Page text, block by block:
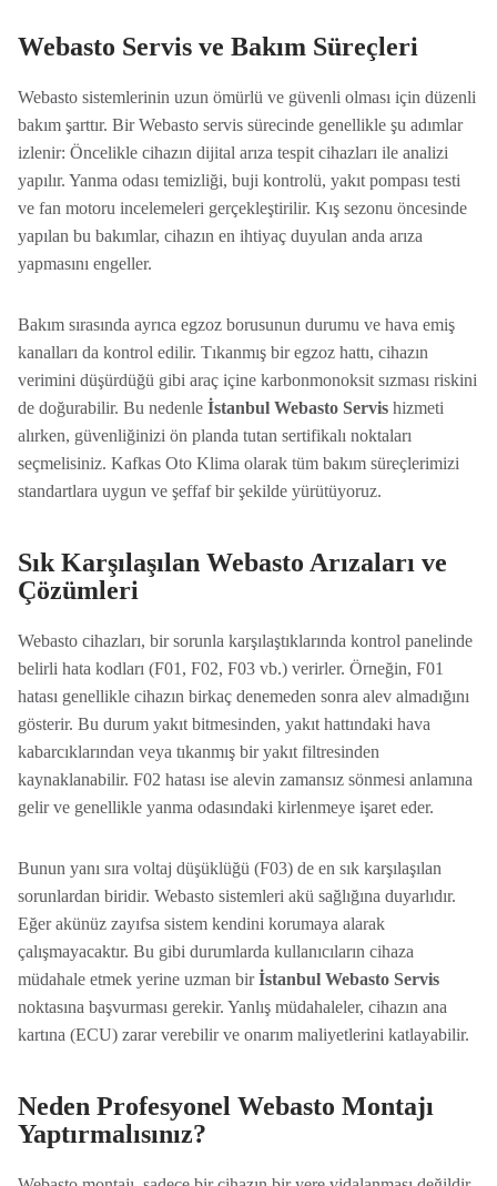
Webasto Servis ve Bakım Süreçleri
Webasto sistemlerinin uzun ömürlü ve güvenli olması için düzenli
bakım şarttır. Bir Webasto servis sürecinde genellikle şu adımlar
izlenir: Öncelikle cihazın dijital arıza tespit cihazları ile analizi
yapılır. Yanma odası temizliği, buji kontrolü, yakıt pompası testi
ve fan motoru incelemeleri gerçekleştirilir. Kış sezonu öncesinde
yapılan bu bakımlar, cihazın en ihtiyaç duyulan anda arıza
yapmasını engeller.
Bakım sırasında ayrıca egzoz borusunun durumu ve hava emiş
kanalları da kontrol edilir. Tıkanmış bir egzoz hattı, cihazın
verimini düşürdüğü gibi araç içine karbonmonoksit sızması riskini
de doğurabilir. Bu nedenle İstanbul Webasto Servishizmeti
alırken, güvenliğinizi ön planda tutan sertifikalı noktaları
seçmelisiniz. Kafkas Oto Klima olarak tüm bakım süreçlerimizi
standartlara uygun ve şeffaf bir şekilde yürütüyoruz.
Sık Karşılaşılan Webasto Arızaları ve
Çözümleri
Webasto cihazları, bir sorunla karşılaştıklarında kontrol panelinde
belirli hata kodları (F01, F02, F03 vb.) verirler. Örneğin, F01
hatası genellikle cihazın birkaç denemeden sonra alev almadığını
gösterir. Bu durum yakıt bitmesinden, yakıt hattındaki hava
kabarcıklarından veya tıkanmış bir yakıt filtresinden
kaynaklanabilir. F02 hatası ise alevin zamansız sönmesi anlamına
gelir ve genellikle yanma odasındaki kirlenmeye işaret eder.
Bunun yanı sıra voltaj düşüklüğü (F03) de en sık karşılaşılan
sorunlardan biridir. Webasto sistemleri akü sağlığına duyarlıdır.
Eğer akünüz zayıfsa sistem kendini korumaya alarak
çalışmayacaktır. Bu gibi durumlarda kullanıcıların cihaza
müdahale etmek yerine uzman birİstanbul Webasto Servis
noktasına başvurması gerekir. Yanlış müdahaleler, cihazın ana
kartına (ECU) zarar verebilir ve onarım maliyetlerini katlayabilir.
Neden Profesyonel Webasto Montajı
Yaptırmalısınız?